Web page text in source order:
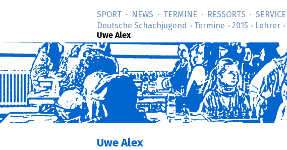
SPORT NEWS TERMINE RESSORTS SERVICE
Deutsche Schachjugend
> Termine > 2015 > Lehrer >
Uwe Alex
Uwe Alex